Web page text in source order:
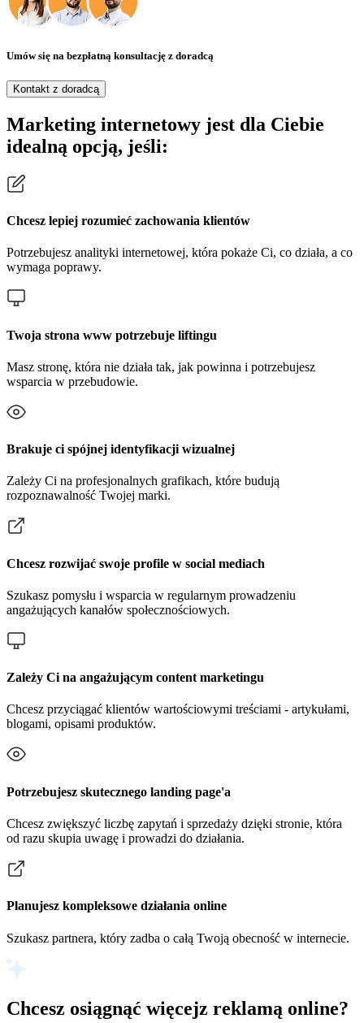
Umów się na bezpłatną konsultację z doradcą
Kontakt z doradcą
Marketing internetowy jest dla Ciebie
idealną opcją, jeśli:
Chcesz lepiej rozumieć zachowania klientów
Potrzebujesz analityki internetowej, która pokaże Ci, co działa, a co
wymaga poprawy.
Twoja strona www potrzebuje liftingu
Masz stronę, która nie działa tak, jak powinna i potrzebujesz
wsparcia w przebudowie.
Brakuje ci spójnej identyfikacji wizualnej
Zależy Ci na profesjonalnych grafikach, które budują
rozpoznawalność Twojej marki.
Chcesz rozwijać swoje profile w social mediach
Szukasz pomysłu i wsparcia w regularnym prowadzeniu
angażujących kanałów społecznościowych.
Zależy Ci na angażującym content marketingu
Chcesz przyciągać klientów wartościowymi treściami - artykułami,
blogami, opisami produktów.
Potrzebujesz skutecznego landing page'a
Chcesz zwiększyć liczbę zapytań i sprzedaży dzięki stronie, która
od razu skupia uwagę i prowadzi do działania.
Planujesz kompleksowe działania online
Szukasz partnera, który zadba o całą Twoją obecność w internecie.
Chcesz osiągnąć więcejz reklamą online?